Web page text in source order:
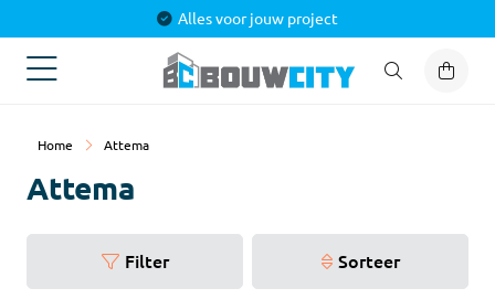
Alles voor jouw project
Home Attema
Attema
Filter Sorteer